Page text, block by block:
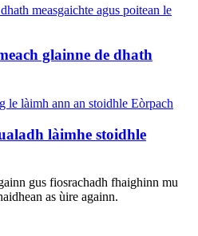
glainne de dhath
làimhe stoidhle
gus fiosrachadh fhaighinn mu
as ùire againn.